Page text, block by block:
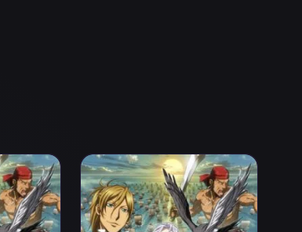
Fuujin Ranbu Episodio 4
Ver Arslan Senki (TV): Fuujin Ranbu